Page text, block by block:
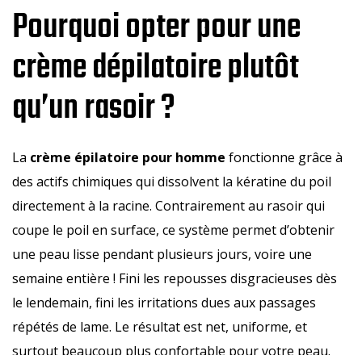
Pourquoi opter pour une
crème dépilatoire plutôt
qu’un rasoir ?
La crème épilatoire pour homme fonctionne grâce à
des actifs chimiques qui dissolvent la kératine du poil
directement à la racine. Contrairement au rasoir qui
coupe le poil en surface, ce système permet d’obtenir
une peau lisse pendant plusieurs jours, voire une
semaine entière ! Fini les repousses disgracieuses dès
le lendemain, fini les irritations dues aux passages
répétés de lame. Le résultat est net, uniforme, et
surtout beaucoup plus confortable pour votre peau.